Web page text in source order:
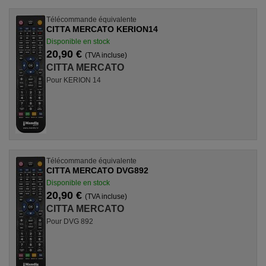
Télécommande équivalente
CITTA MERCATO KERION14
Disponible en stock
20,90 € (TVA incluse)
CITTA MERCATO
Pour KERION 14
Télécommande équivalente
CITTA MERCATO DVG892
Disponible en stock
20,90 € (TVA incluse)
CITTA MERCATO
Pour DVG 892